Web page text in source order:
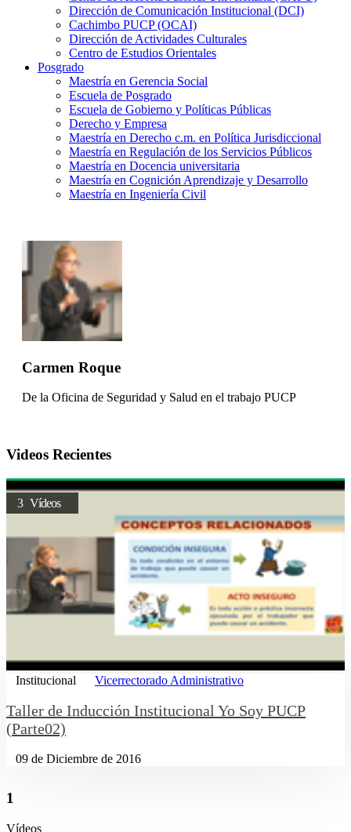
Dirección de Comunicación Institucional (DCI)
Cachimbo PUCP (OCAI)
Dirección de Actividades Culturales
Centro de Estudios Orientales
Posgrado
Maestría en Gerencia Social
Escuela de Posgrado
Escuela de Gobierno y Políticas Públicas
Derecho y Empresa
Maestría en Derecho c.m. en Política Jurisdiccional
Maestría en Regulación de los Servicios Públicos
Maestría en Docencia universitaria
Maestría en Cognición Aprendizaje y Desarrollo
Maestría en Ingeniería Civil
Carmen Roque
De la Oficina de Seguridad y Salud en el trabajo PUCP
Videos Recientes
3 Vídeos
Institucional Vicerrectorado Administrativo
Taller de Inducción Institucional Yo Soy PUCP
(Parte02)
09 de Diciembre de 2016
1
Vídeos